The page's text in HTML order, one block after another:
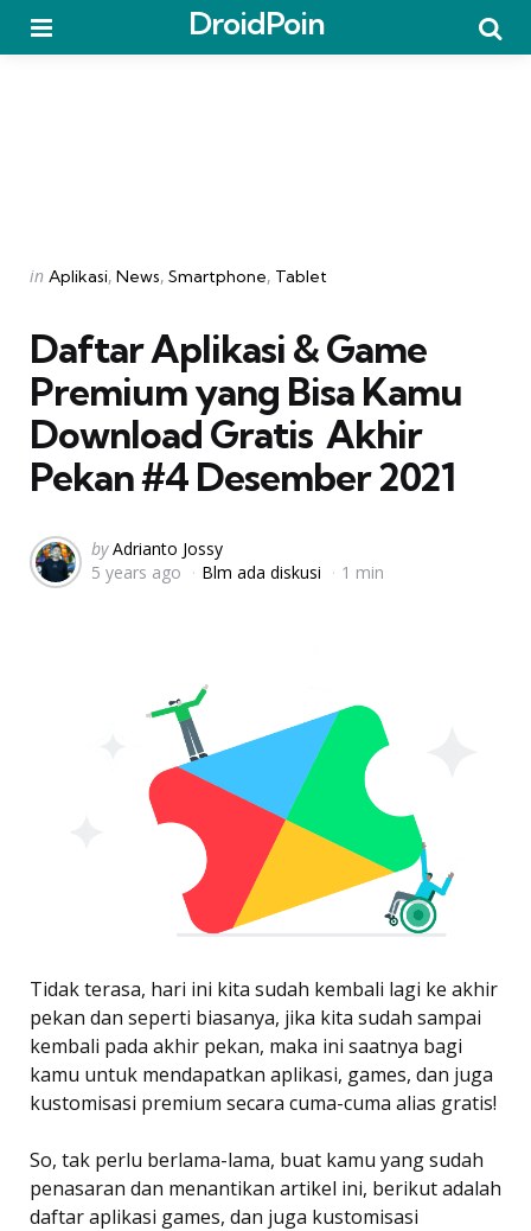
DroidPoin
Categories
Posted
in Aplikasi News Smartphone Tablet
Daftar Aplikasi & Game
Premium yang Bisa Kamu
Download Gratis  Akhir
Pekan #4 Desember 2021
Posted
by
by Adrianto Jossy
5 years ago
Blm ada diskusi 1 min
Tidak terasa, hari ini kita sudah kembali lagi ke akhir
pekan dan seperti biasanya, jika kita sudah sampai
kembali pada akhir pekan, maka ini saatnya bagi
kamu untuk mendapatkan aplikasi, games, dan juga
kustomisasi premium secara cuma-cuma alias gratis!
So, tak perlu berlama-lama, buat kamu yang sudah
penasaran dan menantikan artikel ini, berikut adalah
daftar aplikasi games, dan juga kustomisasi